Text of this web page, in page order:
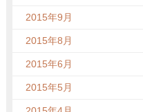
2015年9月
2015年8月
2015年6月
2015年5月